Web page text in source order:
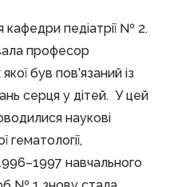
кафедри педіатрії № 2.
професор
був пов’язаний із
серця у дітей. У цей
наукові
гематології,
навчального